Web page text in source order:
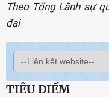
Theo Tổng Lãnh sự
đại
TIÊU ĐIỂM